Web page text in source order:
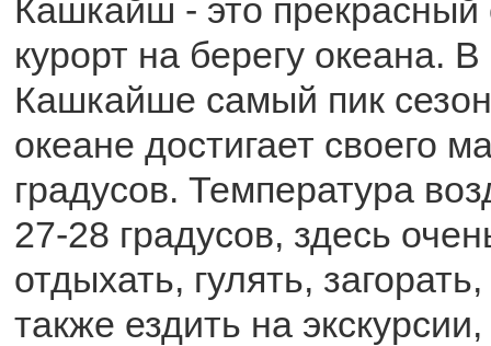
Кашкайш - это прекрасный
курорт на берегу океана. В
Кашкайше самый пик
океане достигает своего
градусов. Температура
27-28 градусов, здесь
отдыхать, гулять,
также ездить на